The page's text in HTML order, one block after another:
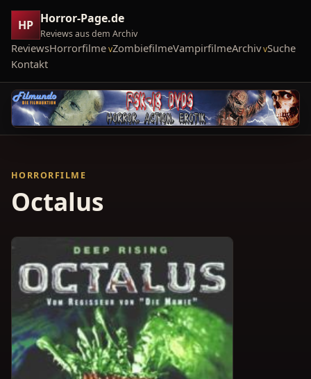
HP Horror-Page.de
Reviews aus dem Archiv
ReviewsHorrorfilme ZombiefilmeVampirfilmeArchiv Suche
Kontakt
HORRORFILME
Octalus